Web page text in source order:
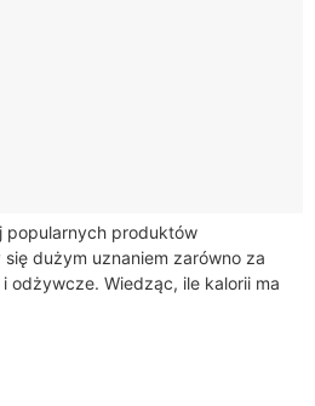
popularnych produktów
dużym uznaniem zarówno za
odżywcze. Wiedząc, ile kalorii ma
je...